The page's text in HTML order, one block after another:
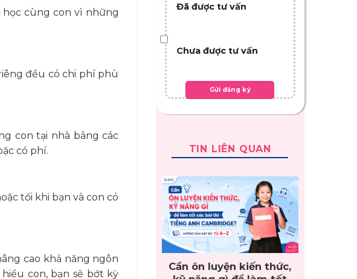
học cùng con vì những
đều có chi phí phù
con tại nhà bằng các
có phí.
tối khi bạn và con có
cao khả năng ngôn
con, bạn sẽ bớt kỳ
Đã được tư vấn
Chưa được tư vấn
TIN LIÊN QUAN
Cần ôn luyện kiến thức,